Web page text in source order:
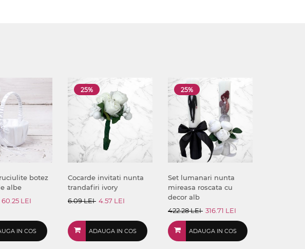
botez
albe
60.25 LEI
IN COS
25%
Cocarde invitati nunta
trandafiri ivory
6.09 LEI 4.57 LEI
ADAUGA IN COS
25%
Set lumanari nunta
mireasa roscata cu
decor alb
422.28 LEI 316.71 LEI
ADAUGA IN COS